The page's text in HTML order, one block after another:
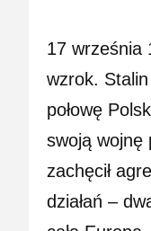
17 września
wzrok.
połowę
swoją wojnę
zachęcił
działań –